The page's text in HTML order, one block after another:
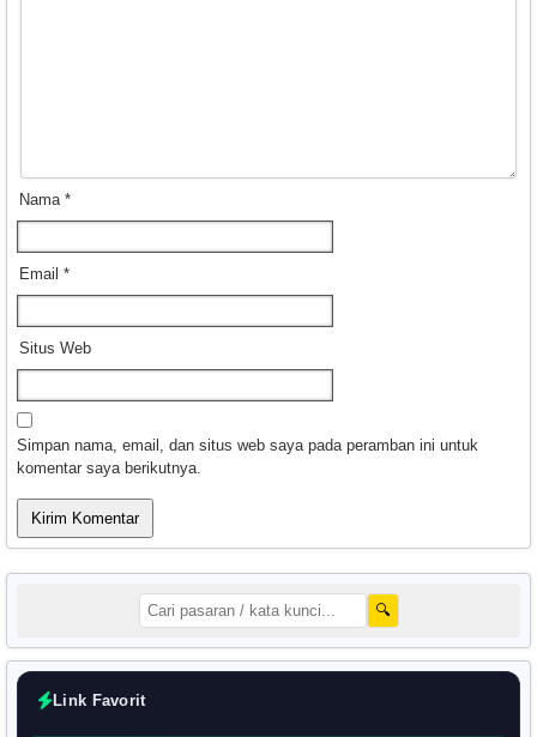
Nama *
Email *
Situs Web
Simpan nama, email, dan situs web saya pada peramban ini untuk
komentar saya berikutnya.
🔍
Link Favorit